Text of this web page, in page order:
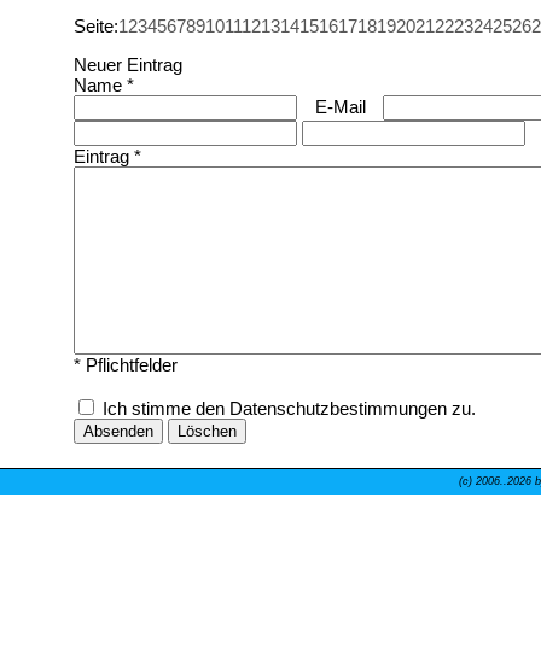
Seite:1234567891011121314151617181920212223242526
Neuer Eintrag
Name *
E-Mail
Eintrag *
* Pflichtfelder
Ich stimme den Datenschutzbestimmungen zu.
(c) 2006..2026